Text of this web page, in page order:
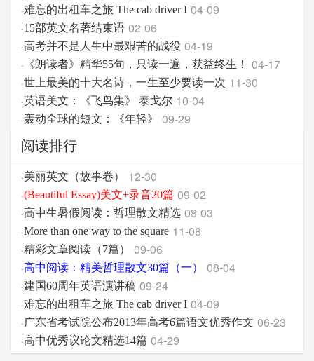
·难忘的出租车之旅 The cab driver I 04-09
·15部英文名著结束语 02-06
·高考并不是人生中最艰苦的战役 04-19
· 《朗读者》精华55句，只读一遍，获益终生！ 04-17
·世上最美的十大名诗，一生至少要读一次 11-30
·英语美文：《飞鸟集》 泰戈尔 10-04
·轰动全球的短文：《年轻》 09-29
阅读排行
·美丽英文（故事卷） 12-30
·(Beautiful Essay)美文+录音20篇 09-02
·高中生暑假阅读：哲理散文精选 08-03
·More than one way to the square 11-08
·精彩文章阅读（7篇） 09-06
·高中阅读：精美哲理散文30篇（一） 08-04
·建国60周年英语演讲稿 09-24
·难忘的出租车之旅 The cab driver I 04-09
·广东省考试院公布2013年高考6篇语文优秀作文 06-23
·高中优秀议论文精选14篇 04-29